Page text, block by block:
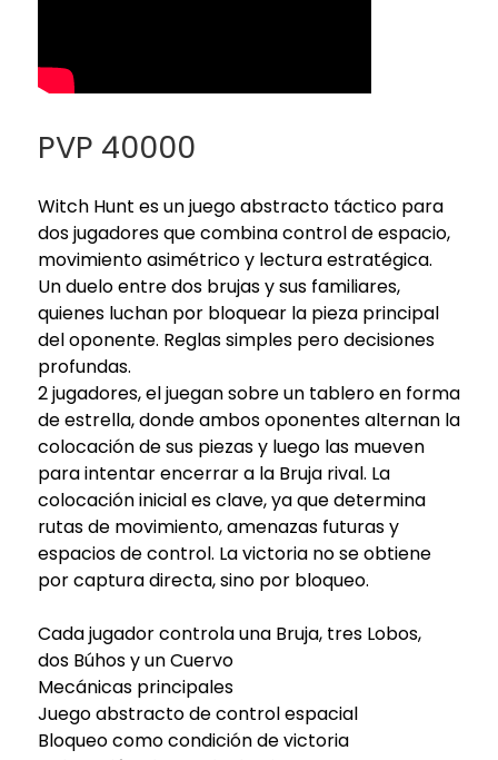
PVP 40000
Witch Hunt es un juego abstracto táctico para
dos jugadores que combina control de espacio,
movimiento asimétrico y lectura estratégica.
Un duelo entre dos brujas y sus familiares,
quienes luchan por bloquear la pieza principal
del oponente. Reglas simples pero decisiones
profundas.
2 jugadores, el juegan sobre un tablero en forma
de estrella, donde ambos oponentes alternan la
colocación de sus piezas y luego las mueven
para intentar encerrar a la Bruja rival. La
colocación inicial es clave, ya que determina
rutas de movimiento, amenazas futuras y
espacios de control. La victoria no se obtiene
por captura directa, sino por bloqueo.
Cada jugador controla una Bruja, tres Lobos,
dos Búhos y un Cuervo
Mecánicas principales
Juego abstracto de control espacial
Bloqueo como condición de victoria